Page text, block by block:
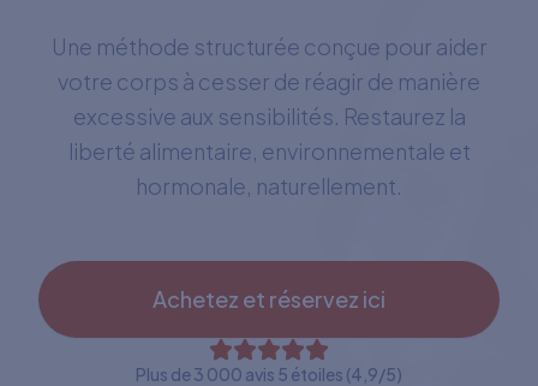
Une méthode structurée conçue pour aider
votre corps à cesser de réagir de manière
excessive aux sensibilités. Restaurez la
liberté alimentaire, environnementale et
hormonale, naturellement.
Achetez et réservez ici
Plus de 3 000 avis 5 étoiles (4,9/5)